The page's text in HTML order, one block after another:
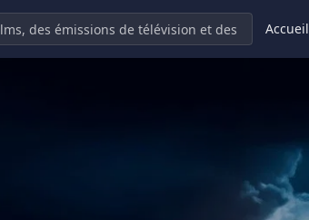
Accueil